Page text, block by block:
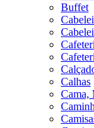
Buffet
Calhas
Cama,